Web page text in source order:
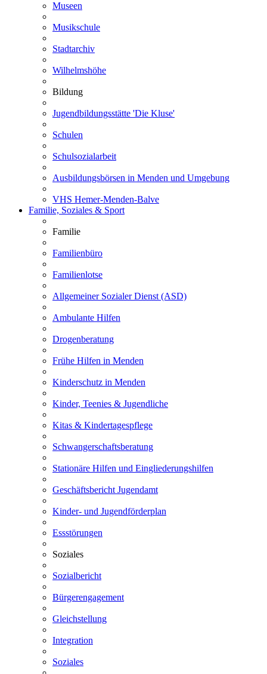
Museen
Musikschule
Stadtarchiv
Wilhelmshöhe
Bildung
Jugendbildungsstätte 'Die Kluse'
Schulen
Schulsozialarbeit
Ausbildungsbörsen in Menden und Umgebung
VHS Hemer-Menden-Balve
Familie, Soziales & Sport
Familie
Familienbüro
Familienlotse
Allgemeiner Sozialer Dienst (ASD)
Ambulante Hilfen
Drogenberatung
Frühe Hilfen in Menden
Kinderschutz in Menden
Kinder, Teenies & Jugendliche
Kitas & Kindertagespflege
Schwangerschaftsberatung
Stationäre Hilfen und Eingliederungshilfen
Geschäftsbericht Jugendamt
Kinder- und Jugendförderplan
Essstörungen
Soziales
Sozialbericht
Bürgerengagement
Gleichstellung
Integration
Soziales